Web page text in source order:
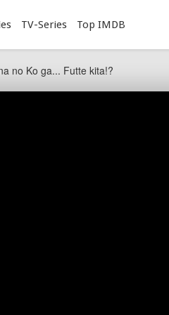
TV-Series Top IMDB
no Ko ga... Futte kita!?